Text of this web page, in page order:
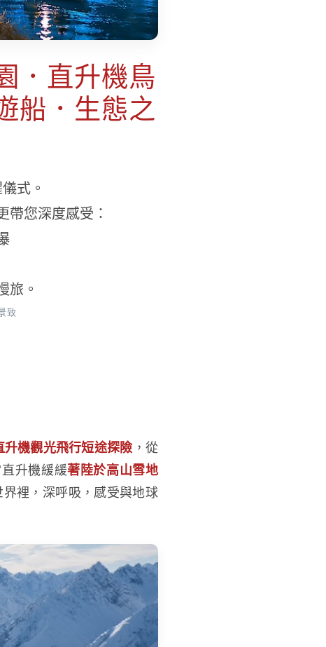
．直升機鳥
船．生態之
式。
帶您深度感受：
旅。
致
機觀光飛行短途探險 ，從
升機緩緩著陸於高山雪地
裡，深呼吸，感受與地球